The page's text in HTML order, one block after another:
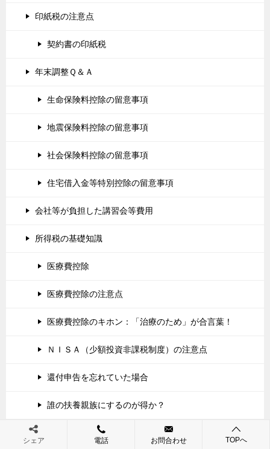
印紙税の注意点
契約書の印紙税
年末調整Ｑ＆Ａ
生命保険料控除の留意事項
地震保険料控除の留意事項
社会保険料控除の留意事項
住宅借入金等特別控除の留意事項
会社等が負担した講習会等費用
所得税の基礎知識
医療費控除
医療費控除の注意点
医療費控除のキホン：「治療のため」が合言葉！
ＮＩＳＡ（少額投資非課税制度）の注意点
還付申告を忘れていた場合
誰の扶養親族にするのが得か？
所得６９５万円超の方が配当金をもらう場合
シェア 電話 お問合わせ TOPへ